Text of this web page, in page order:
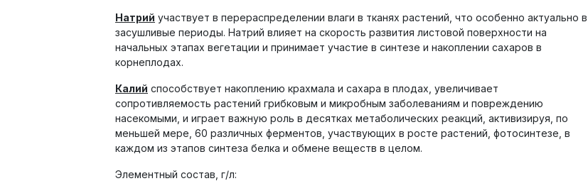
Натрий участвует в перераспределении влаги в тканях растений, что особенно актуально в
засушливые периоды. Натрий влияет на скорость развития листовой поверхности на
начальных этапах вегетации и принимает участие в синтезе и накоплении сахаров в
корнеплодах.
Калий способствует накоплению крахмала и сахара в плодах, увеличивает
сопротивляемость растений грибковым и микробным заболеваниям и повреждению
насекомыми, и играет важную роль в десятках метаболических реакций, активизируя, по
меньшей мере, 60 различных ферментов, участвующих в росте растений, фотосинтезе, в
каждом из этапов синтеза белка и обмене веществ в целом.
Элементный состав, г/л: